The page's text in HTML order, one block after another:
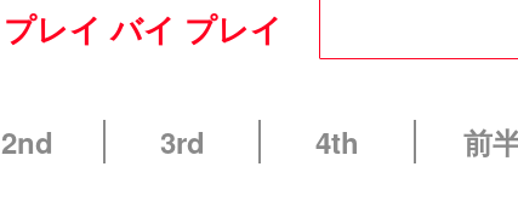
プレイ バイ プレイ
2nd 3rd 4th 前